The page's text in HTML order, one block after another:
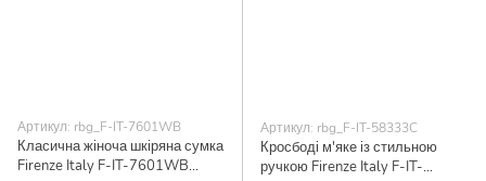
Артикул: rbg_F-IT-7601WB
Класична жіноча шкіряна сумка
Firenze Italy F-IT-7601WB
Артикул: rbg_F-IT-58333C
Кросбоді м'яке із стильною
ручкою Firenze Italy F-IT-